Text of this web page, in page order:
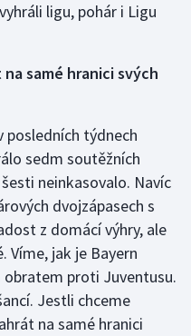
ligu, pohár i Ligu
na samé hranici svých
týdnech
sedm soutěžních
neinkasovalo. Navíc
dvojzápasech s
z domácí výhry, ale
Víme, jak je Bayern
proti Juventusu.
Jestli chceme
na samé hranici